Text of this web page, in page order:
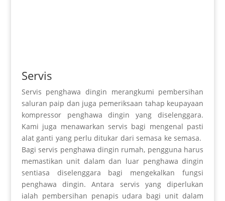
Servis
Servis penghawa dingin merangkumi pembersihan
saluran paip dan juga pemeriksaan tahap keupayaan
kompressor penghawa dingin yang diselenggara.
Kami juga menawarkan servis bagi mengenal pasti
alat ganti yang perlu ditukar dari semasa ke semasa.
Bagi servis penghawa dingin rumah, pengguna harus
memastikan unit dalam dan luar penghawa dingin
sentiasa diselenggara bagi mengekalkan fungsi
penghawa dingin. Antara servis yang diperlukan
ialah pembersihan penapis udara bagi unit dalam